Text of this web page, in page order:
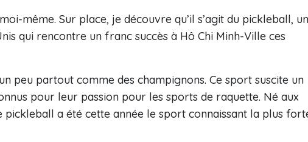
même. Sur place, je découvre qu’il s’agit du pickleball, un
qui rencontre un franc succès à Hô Chi Minh-Ville ces
peu partout comme des champignons. Ce sport suscite un
pour leur passion pour les sports de raquette. Né aux
pickleball a été cette année le sport connaissant la plus